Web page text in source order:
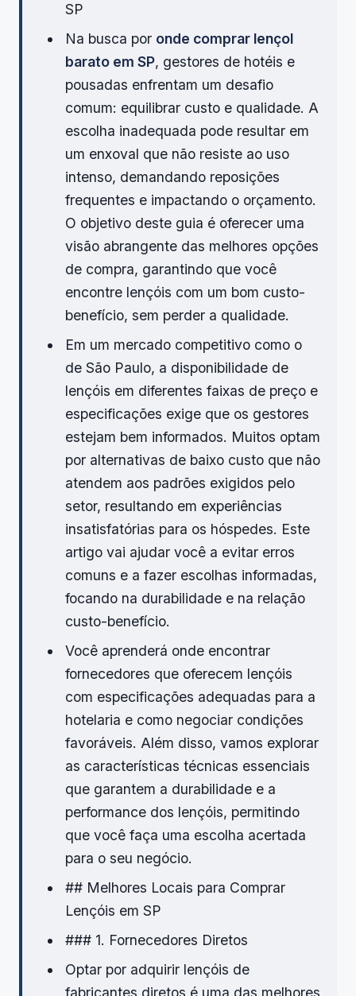
SP
Na busca por onde comprar lençol
barato em SP, gestores de hotéis e
pousadas enfrentam um desafio
comum: equilibrar custo e qualidade. A
escolha inadequada pode resultar em
um enxoval que não resiste ao uso
intenso, demandando reposições
frequentes e impactando o orçamento.
O objetivo deste guia é oferecer uma
visão abrangente das melhores opções
de compra, garantindo que você
encontre lençóis com um bom custo-
benefício, sem perder a qualidade.
Em um mercado competitivo como o
de São Paulo, a disponibilidade de
lençóis em diferentes faixas de preço e
especificações exige que os gestores
estejam bem informados. Muitos optam
por alternativas de baixo custo que não
atendem aos padrões exigidos pelo
setor, resultando em experiências
insatisfatórias para os hóspedes. Este
artigo vai ajudar você a evitar erros
comuns e a fazer escolhas informadas,
focando na durabilidade e na relação
custo-benefício.
Você aprenderá onde encontrar
fornecedores que oferecem lençóis
com especificações adequadas para a
hotelaria e como negociar condições
favoráveis. Além disso, vamos explorar
as características técnicas essenciais
que garantem a durabilidade e a
performance dos lençóis, permitindo
que você faça uma escolha acertada
para o seu negócio.
## Melhores Locais para Comprar
Lençóis em SP
### 1. Fornecedores Diretos
Optar por adquirir lençóis de
fabricantes diretos é uma das melhores